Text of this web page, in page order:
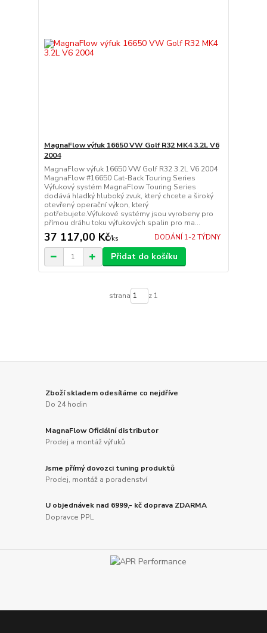
MagnaFlow výfuk 16650 VW Golf R32 MK4 3.2L V6
2004
MagnaFlow výfuk 16650 VW Golf R32 3.2L V6 2004
MagnaFlow #16650 Cat-Back Touring Series
Výfukový systém MagnaFlow Touring Series
dodává hladký hluboký zvuk, který chcete a široký
otevřený operační výkon, který
potřebujete.Výfukové systémy jsou vyrobeny pro
přímou dráhu toku výfukových spalin pro ma...
37 117,00 Kč/ks DODÁNÍ 1-2 TÝDNY
Přidat do košíku
strana z 1
Zboží skladem odesíláme co nejdříve
Do 24 hodin
MagnaFlow Oficiální distributor
Prodej a montáž výfuků
Jsme přímý dovozci tuning produktů
Prodej, montáž a poradenství
U objednávek nad 6999,- kč doprava ZDARMA
Dopravce PPL